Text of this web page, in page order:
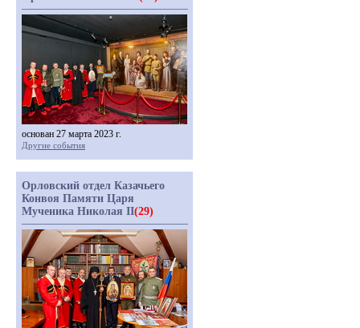
основан 27 марта 2023 г.
Другие события
Орловский отдел Казачьего
Конвоя Памяти Царя
Мученика Николая II(29)